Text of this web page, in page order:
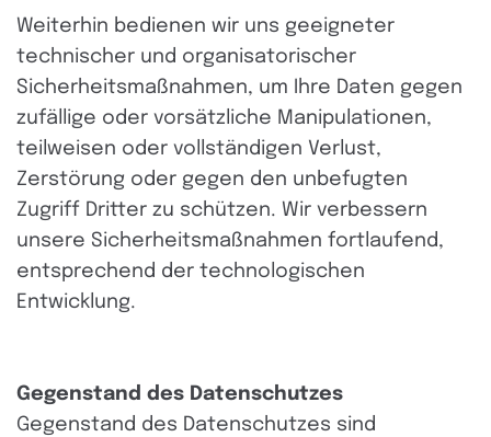
Weiterhin bedienen wir uns geeigneter
technischer und organisatorischer
Sicherheitsmaßnahmen, um Ihre Daten gegen
zufällige oder vorsätzliche Manipulationen,
teilweisen oder vollständigen Verlust,
Zerstörung oder gegen den unbefugten
Zugriff Dritter zu schützen. Wir verbessern
unsere Sicherheitsmaßnahmen fortlaufend,
entsprechend der technologischen
Entwicklung.
Gegenstand des Datenschutzes
Gegenstand des Datenschutzes sind